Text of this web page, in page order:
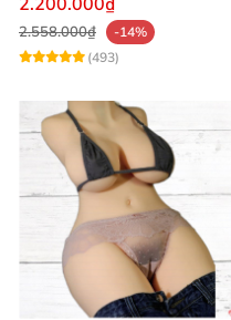
2.558.000₫
-14%
(493)